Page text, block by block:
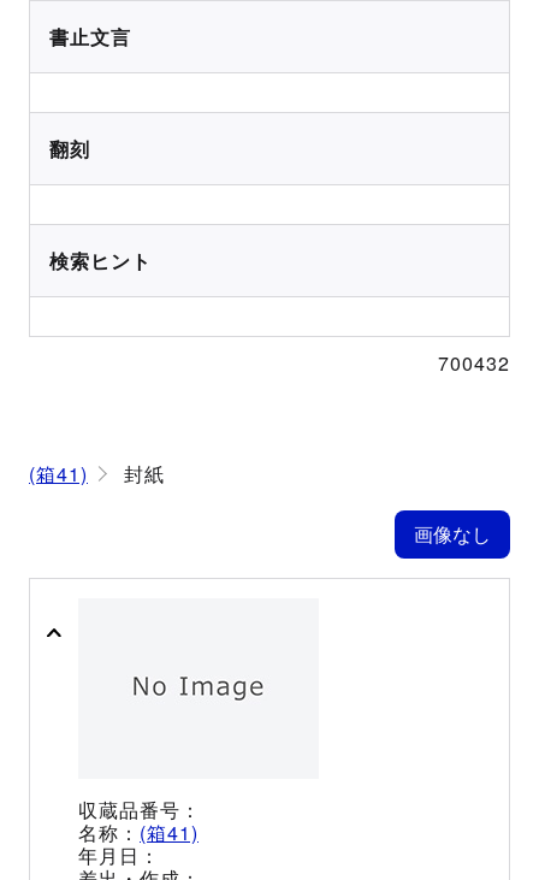
書止文言
翻刻
検索ヒント
700432
(箱41) 封紙
(箱41)